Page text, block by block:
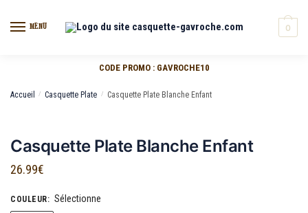
MENU 0
CODE PROMO : GAVROCHE10
Accueil / Casquette Plate / Casquette Plate Blanche Enfant
Casquette Plate Blanche Enfant
26.99€
COULEUR: Sélectionne